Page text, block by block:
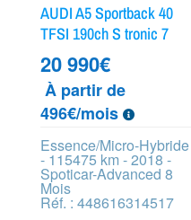
AUDI A5 Sportback 40
TFSI 190ch S tronic 7
20 990€
À partir de
496€/mois
Essence/Micro-Hybride
- 115475 km - 2018 -
Spoticar-Advanced 8
Mois
Réf. : 448616314517